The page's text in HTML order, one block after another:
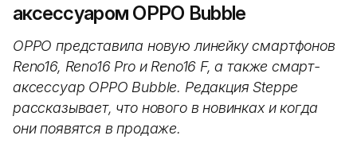
аксессуаром OPPO Bubble
OPPO представила новую линейку смартфонов
Reno16, Reno16 Pro и Reno16 F, а также смарт-
аксессуар OPPO Bubble. Редакция Steppe
рассказывает, что нового в новинках и когда
они появятся в продаже.